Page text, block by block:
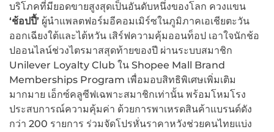
บริโภคที่มียอดขายสูงสุดเป็นอันดับหนึ่งของโลก ควงแขน
‘ช้อปปี้’ ผู้นำแพลตฟอร์มอีคอมเมิร์ซในภูมิภาคเอเชียตะวัน
ออกเฉียงใต้และไต้หวัน เสิร์ฟความคุ้มออนท็อป เอาใจนักช้อ
ปออนไลน์ช่วงไตรมาสสุดท้ายของปี ผ่านระบบสมาชิก
Unilever Loyalty Club ใน Shopee Mall Brand
Memberships Program เพื่อมอบสิทธิพิเศษเพิ่มเติม
มากมาย เอ็กซ์คลูซีฟเฉพาะสมาชิกเท่านั้น พร้อมโหมโรง
ประสบการณ์ความคุ้มค่า ด้วยการพาเหรดสินค้าแบรนด์ดัง
กว่า 200 รายการ ร่วมจัดโปรหั่นราคาหวังช่วยคนไทยแบ่ง